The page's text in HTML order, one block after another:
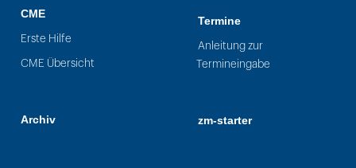
CME
Erste Hilfe
CME Übersicht
Archiv
Termine
Anleitung zur
Termineingabe
zm-starter